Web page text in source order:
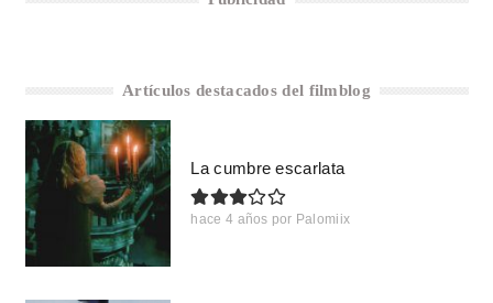
Artículos destacados del filmblog
La cumbre escarlata
hace 4 años por Palomiix